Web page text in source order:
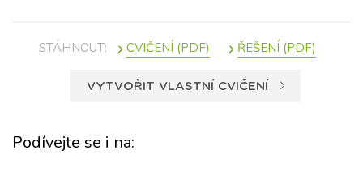
STÁHNOUT:
VYTVOŘIT VLASTNÍ CVIČENÍ
Podívejte se i na: